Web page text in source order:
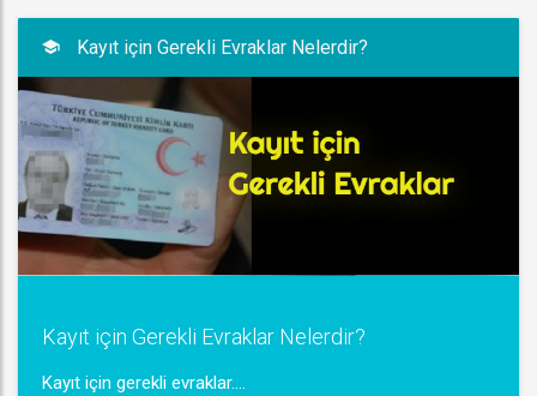
Kayıt için Gerekli Evraklar Nelerdir?
Kayıt için Gerekli Evraklar Nelerdir?
Kayıt için gerekli evraklar....